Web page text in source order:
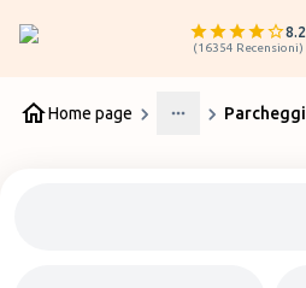
8.2
(16354 Recensioni)
Home page
More